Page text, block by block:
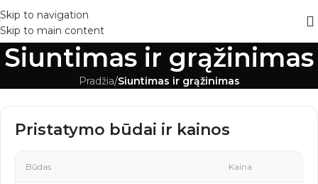
Skip to navigation
Skip to main content
Siuntimas ir grąžinimas
Pradžia/Siuntimas ir grąžinimas
Pristatymo būdai ir kainos
Būdas Kaina